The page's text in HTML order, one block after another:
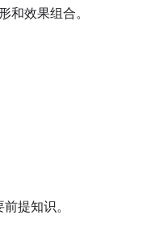
和效果组合。
提知识。